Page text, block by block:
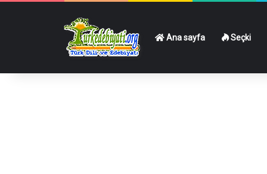
Ana sayfa Seçki